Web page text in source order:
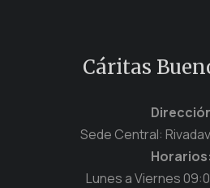
Cáritas
Sede Central:
Horarios:
Lunes a Viernes